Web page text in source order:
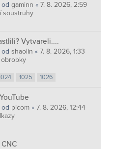
gaminn « 7. 8. 2026, 2:59
soustruhy
Vytvareli....
shaolin « 7. 8. 2026, 1:33
1025 1026
picom « 7. 8. 2026, 12:44